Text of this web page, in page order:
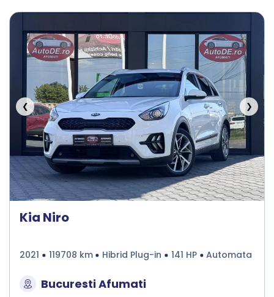
❮ ❯
Kia Niro
2021 119708 km Hibrid Plug-in 141 HP Automata
Bucuresti Afumati